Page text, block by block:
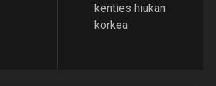
kenties hiukan
korkea